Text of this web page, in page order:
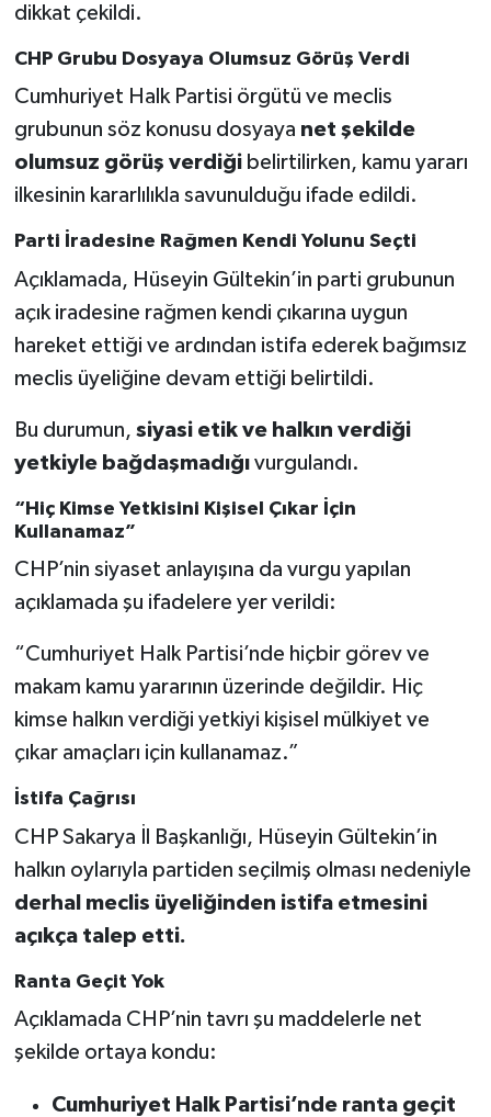
dikkat çekildi.
CHP Grubu Dosyaya Olumsuz Görüş Verdi
Cumhuriyet Halk Partisi örgütü ve meclis
grubunun söz konusu dosyaya net şekilde
olumsuz görüş verdiğibelirtilirken, kamu yararı
ilkesinin kararlılıkla savunulduğu ifade edildi.
Parti İradesine Rağmen Kendi Yolunu Seçti
Açıklamada, Hüseyin Gültekin’in parti grubunun
açık iradesine rağmen kendi çıkarına uygun
hareket ettiği ve ardından istifa ederek bağımsız
meclis üyeliğine devam ettiği belirtildi.
Bu durumun, siyasi etik ve halkın verdiği
yetkiyle bağdaşmadığıvurgulandı.
“Hiç Kimse Yetkisini Kişisel Çıkar İçin
Kullanamaz”
CHP’nin siyaset anlayışına da vurgu yapılan
açıklamada şu ifadelere yer verildi:
“Cumhuriyet Halk Partisi’nde hiçbir görev ve
makam kamu yararının üzerinde değildir. Hiç
kimse halkın verdiği yetkiyi kişisel mülkiyet ve
çıkar amaçları için kullanamaz.”
İstifa Çağrısı
CHP Sakarya İl Başkanlığı, Hüseyin Gültekin’in
halkın oylarıyla partiden seçilmiş olması nedeniyle
derhal meclis üyeliğinden istifa etmesini
açıkça talep etti.
Ranta Geçit Yok
Açıklamada CHP’nin tavrı şu maddelerle net
şekilde ortaya kondu:
Cumhuriyet Halk Partisi’nde ranta geçit